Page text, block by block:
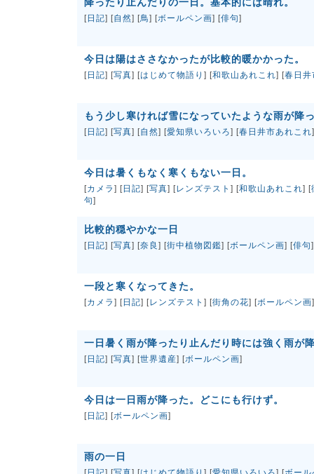
[日記] [自然] [鳥] [ボールペン画] [俳句]
今日は陽はささなかったが比較的暖かかった。
[日記] [写真] [はじめて物語り ] [和歌山あれこれ] [春日井
もう少し寒ければ雪になっていたような雨が降
[日記] [写真] [自然] [愛知県いろいろ] [春日井市あれこれ
今日は暑くもなく寒くもない一日。
[カメラ ] [日記] [写真] [レンズテスト ] [和歌山あれこれ] [
句]
比較的穏やかな一日
[日記] [写真] [奈良 ] [街中植物図鑑] [ボールペン画] [俳句]
一段と寒くなってきた。
[カメラ ] [日記] [レンズテスト ] [街角の花] [ボールペン画]
一日暑く雨が降ったり止んだり時には強く雨が
[日記] [写真] [世界遺産] [ボールペン画]
今日は一日雨が降った。どこにも行けず。
[日記] [ボールペン画]
雨の一日